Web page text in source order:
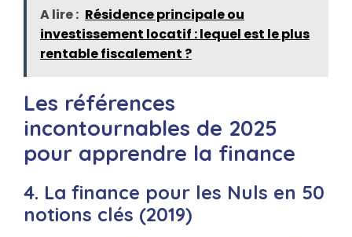
A lire : Résidence principale ou
investissement locatif : lequel est le plus
rentable fiscalement ?
Les références
incontournables de 2025
pour apprendre la finance
4. La finance pour les Nuls en 50
notions clés (2019)